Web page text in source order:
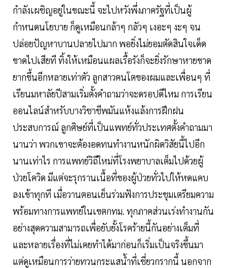
กำลังเผชิญอยู่ในขณะนี้ จะไปหวังพึ่งภาครัฐที่เป็นผู้
กำหนดนโยบาย ก็ดูเหมือนกล้าๆ กลัวๆ เงอะๆ งะๆ จน
ปล่อยปัญหาบานปลายไปมาก พอยิ่งไม่ยอมตัดสินใจเด็ด
ขาดไปเสียที ทิ้งให้เหมือนแผลเรื้อรังก็จะยิ่งรักษาหายขาด
ยากขึ้นอีกหลายเท่าตัว ลูกสาวคนโตของผมและเพื่อนๆ ที่
เรียนมหาลัยปีสามเริ่มตั้งคำถามว่าจะดรอปดีไหม การเรียน
ออนไลน์สำหรับบางวิชาชีพมันแห้งแล้งการฝึกฝน
ประสบการณ์ ลูกศิษย์ที่เป็นแพทย์ทั่วประเทศตั้งคำถามมา
นานว่า พวกเขาจะต้องอดทนทำงานหนักผิดวิสัยนี้ไปอีก
นานเท่าไร การแพทย์วิถีใหม่ที่โรงพยาบาลเต็มไปด้วยผู้
ป่วยโควิด มีแต่จะรุกรานเนื้อที่ของผู้ป่วยทั่วไปให้หดแคบ
ลงเข้าทุกที เมื่อวานตอนเย็นร่วมฟังการประชุมเตรียมความ
พร้อมทางการแพทย์ในเขตกทม. ทุกภาคส่วนเร่งทำงานกัน
อย่างสุดความสามารถเพื่อยับยั้งโรคร้ายนี้กันอย่างเต็มที่
และหลายเรื่องที่ไม่เคยทำได้มาก่อนก็เริ่มเป็นจริงขึ้นมา
แต่ดูเหมือนการว่ายทวนกระแสน้ำที่เชี่ยวกรากนี้ นอกจาก